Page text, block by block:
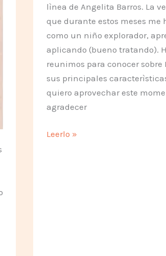
lìnea de Angelita Barros. La
que durante estos meses me
como un niño explorador,
aplicando (bueno tratando).
reunimos para conocer sobre
sus principales
quiero aprovechar este
agradecer
Aprendiendo!!!!!
Leerlo »